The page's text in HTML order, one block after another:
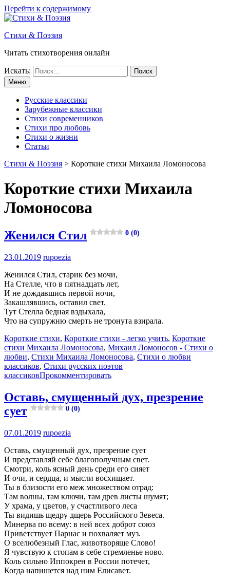
Перейти к содержимому
Стихи & Поэзия
Читать стихотворения онлайн
Искать:
Меню
Русские классики
Зарубежные классики
Стихи современников
Стихи про любовь
Стихи о жизни
Статьи
Стихи & Поэзия > Короткие стихи Михаила Ломоносова
Короткие стихи Михаила
Ломоносова
Женился Стил 0 (0)
23.01.2019 rupoezia
Женился Стил, старик без мочи,
На Стелле, что в пятнадцать лет,
И не дождавшись первой ночи,
Закашлявшись, оставил свет.
Тут Стелла бедная вздыхала,
Что на супружню смерть не тронута взирала.
Короткие стихи, Короткие стихи - легко учить, Короткие
стихи Михаила Ломоносова, Михаил Ломоносов - Стихи о
любви, Стихи Михаила Ломоносова, Стихи о любви
классиков, Стихи русских поэтов
классиковПрокомментировать
Оставь, смущенный дух, презрение
сует
0 (0)
07.01.2019 rupoezia
Оставь, смущенный дух, презрение сует
И представляй себе благополучным свет.
Смотри, коль ясный день среди его сияет
И очи, и сердца, и мысли восхищает.
Ты в близости его меж множеством отрад:
Там волны, там ключи, там древ листы шумят;
У храма, у цветов, у счастливого леса
Ты видишь щедру дщерь Российского Зевеса.
Минерва по всему: в ней всех доброт союз
Приветствует Парнас и похваляет муз.
О вселюбезный Глас, животворяще Слово!
Я чувствую к стопам в себе стремленье ново.
Коль сильно Иппокрен в России потечет,
Когда напишется над ним Елисавет.